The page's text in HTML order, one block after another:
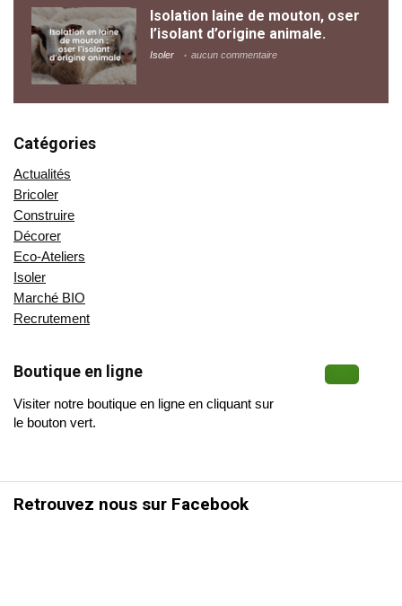
Isolation laine de mouton, oser
l’isolant d’origine animale.
Isoler aucun commentaire
Catégories
Actualités
Bricoler
Construire
Décorer
Eco-Ateliers
Isoler
Marché BIO
Recrutement
Boutique en ligne
Visiter notre boutique en ligne en cliquant sur
le bouton vert.
Retrouvez nous sur Facebook